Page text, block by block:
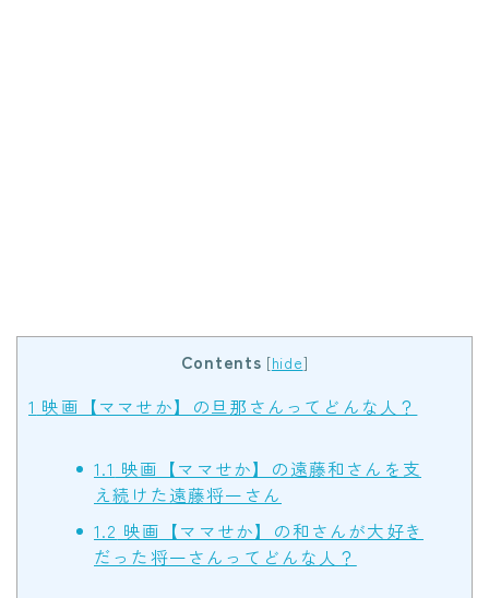
Contents [hide]
1 映画【ママせか】の旦那さんってどんな人？
1.1 映画【ママせか】の遠藤和さんを支
え続けた遠藤将一さん
1.2 映画【ママせか】の和さんが大好き
だった将一さんってどんな人？